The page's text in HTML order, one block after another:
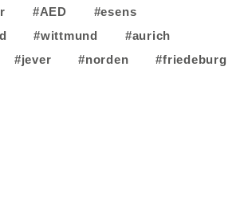
#AED
#esens
#wittmund
#aurich
#jever #norden #friedeburg